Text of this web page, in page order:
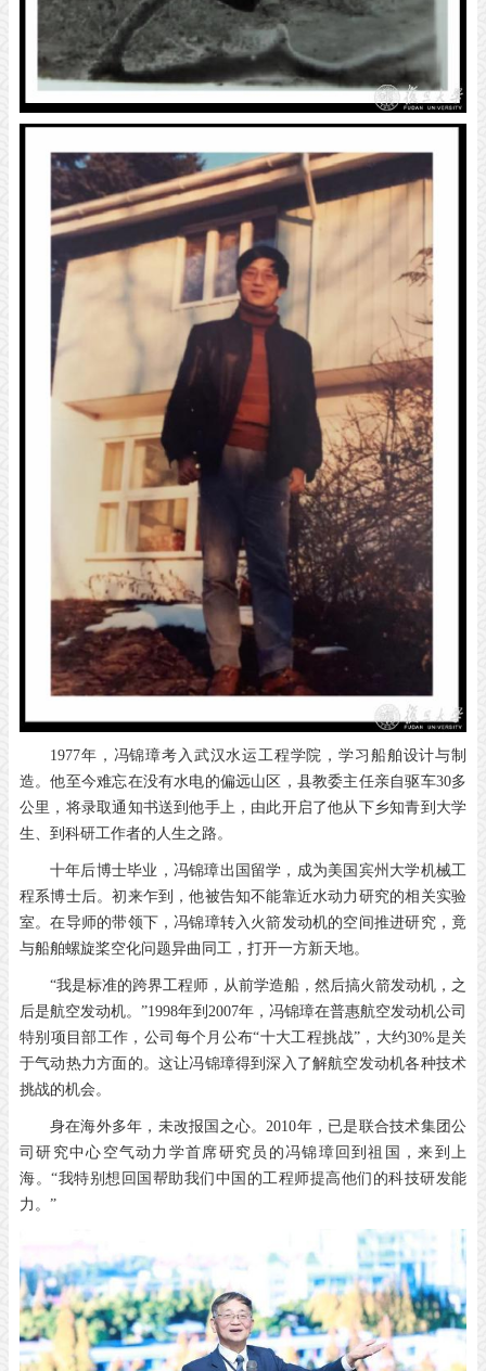
1977年，冯锦璋考入武汉水运工程学院，学习船舶设计与制
造。他至今难忘在没有水电的偏远山区，县教委主任亲自驱车30多
公里，将录取通知书送到他手上，由此开启了他从下乡知青到大学
生、到科研工作者的人生之路。
十年后博士毕业，冯锦璋出国留学，成为美国宾州大学机械工
程系博士后。初来乍到，他被告知不能靠近水动力研究的相关实验
室。在导师的带领下，冯锦璋转入火箭发动机的空间推进研究，竟
与船舶螺旋桨空化问题异曲同工，打开一方新天地。
“我是标准的跨界工程师，从前学造船，然后搞火箭发动机，之
后是航空发动机。”1998年到2007年，冯锦璋在普惠航空发动机公司
特别项目部工作，公司每个月公布“十大工程挑战”，大约30%是关
于气动热力方面的。这让冯锦璋得到深入了解航空发动机各种技术
挑战的机会。
身在海外多年，未改报国之心。2010年，已是联合技术集团公
司研究中心空气动力学首席研究员的冯锦璋回到祖国，来到上
海。“我特别想回国帮助我们中国的工程师提高他们的科技研发能
力。”